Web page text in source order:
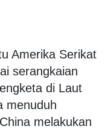
Amerika Serikat
serangkaian
di Laut
menuduh
melakukan